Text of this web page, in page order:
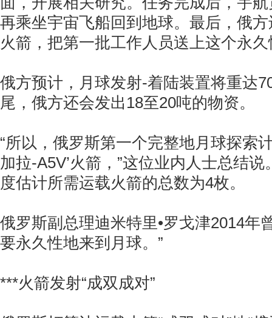
再乘坐宇宙飞船回到地球。最后，俄
火箭，把第一批工作人员送上这个永
俄方预计，月球发射-着陆装置将重达
尾，俄方还会发出18至20吨的物资。
“所以，俄罗斯第一个完整地月球探索
加拉-A5V’火箭，”这位业内人士总结
度估计所需运载火箭的总数为4枚。
俄罗斯副总理迪米特里•罗戈津2014年
要永久性地来到月球。”
***火箭发射“成双成对”